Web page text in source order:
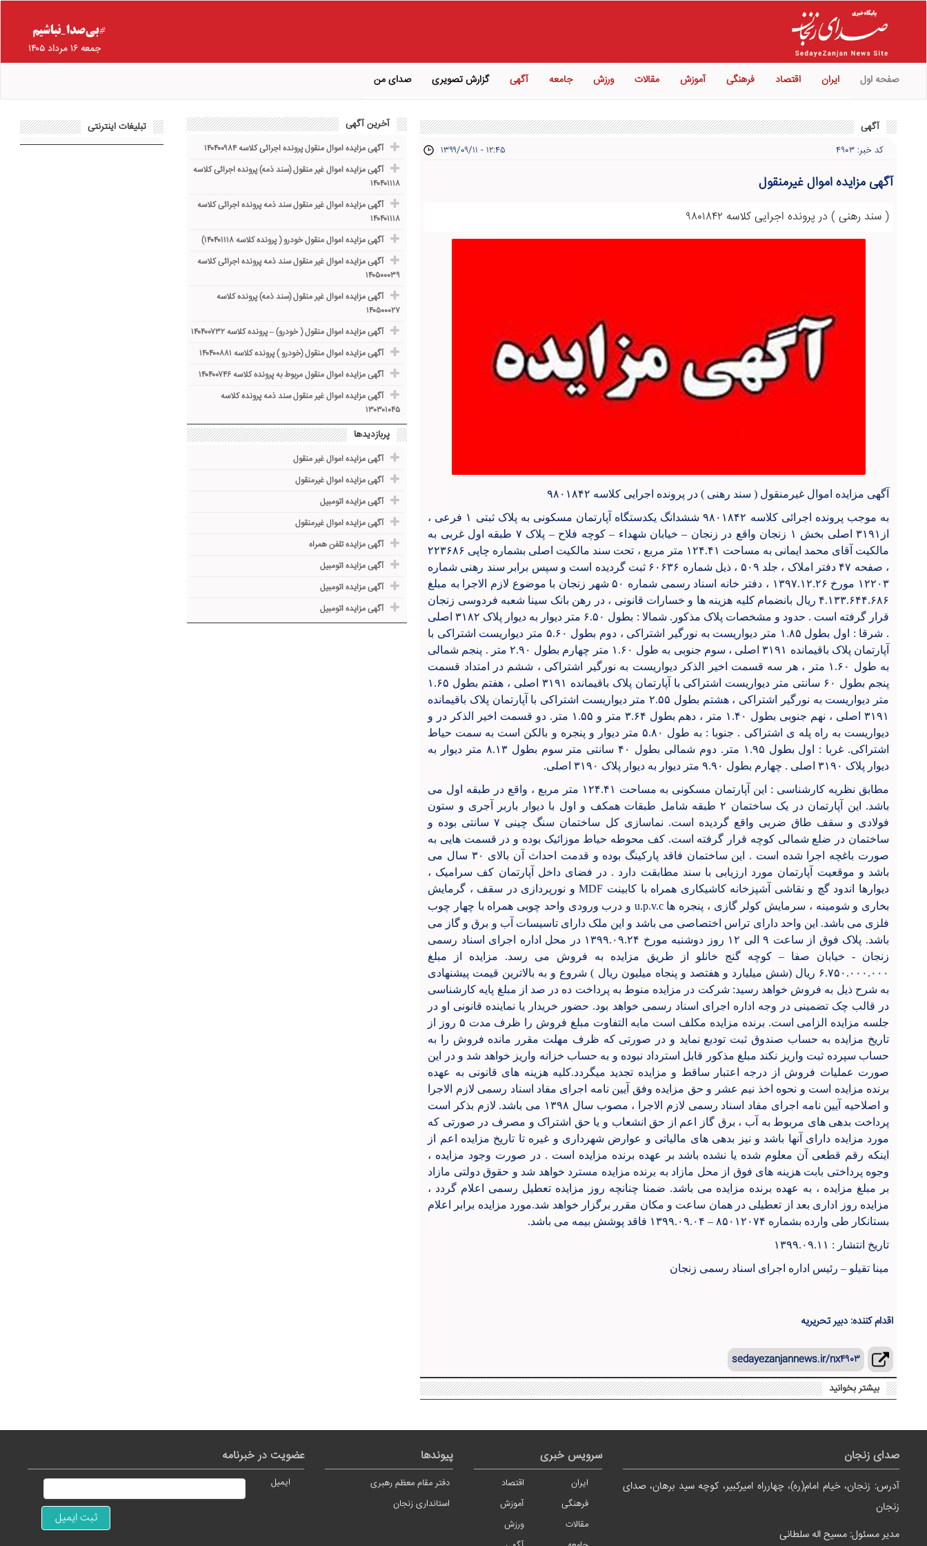
جمعه ۱۶ مرداد ۱۴۰۵
صفحه اول ایران اقتصاد فرهنگی آموزش مقالات ورزش جامعه آگهی گزارش تصویری صدای من
آگهی
کد خبر: ۴۹۰۳ ۱۳۹۹/۰۹/۱۱ - ۱۲:۴۵
آگهی مزایده اموال غیرمنقول
( سند رهنی ) در پرونده اجرایی کلاسه ۹۸۰۱۸۴۲
آگهی مزایده اموال غیرمنقول ( سند رهنی ) در پرونده اجرایی کلاسه ۹۸۰۱۸۴۲
به موجب پرونده اجرائی کلاسه ۹۸۰۱۸۴۲ ششدانگ یکدستگاه آپارتمان مسکونی به پلاک ثبتی ۱ فرعی ،
از۳۱۹۱ اصلی بخش ۱ زنجان واقع در زنجان
–خیابان شهداء –کوچه فلاح–
پلاک ۷ طبقه اول غربی به
مالکیت آقای محمد ایمانی به مساحت ۱۲۴.۴۱ متر مربع ، تحت سند مالکیت اصلی بشماره چاپی ۲۲۳۶۸۶
، صفحه ۴۷ دفتر املاک ، جلد ۵۰۹ ، ذیل شماره ۶۰۶۳۶ ثبت گردیده است و سپس برابر سند رهنی شماره
۱۲۲۰۳ مورخ ۱۳۹۷.۱۲.۲۶ ، دفتر خانه اسناد رسمی شماره ۵۰ شهر زنجان با موضوع لازم الاجرا به مبلغ
۴.۱۳۳.۶۴۴.۶۸۶ ريال بانضمام کلیه هزینه ها و خسارات قانونی ، در رهن بانک سینا شعبه فردوسی زنجان
قرار گرفته است . حدود و مشخصات پلاک مذکور. شمالا : بطول ۶.۵۰ متر دیوار به دیوار پلاک ۳۱۸۲ اصلی
. شرقا : اول بطول ۱.۸۵ متر دیواریست به نورگیر اشتراکی ، دوم بطول ۵.۶۰ متر دیواریست اشتراکی با
آپارتمان پلاک باقیمانده ۳۱۹۱ اصلی ، سوم جنوبی به طول ۱.۶۰ متر چهارم بطول ۲.۹۰ متر . پنجم شمالی
به طول ۱.۶۰ متر ، هر سه قسمت اخیر الذکر دیواریست به نورگیر اشتراکی ، ششم در امتداد قسمت
پنجم بطول ۶۰ سانتی متر دیواریست اشتراکی با آپارتمان پلاک باقیمانده ۳۱۹۱ اصلی ، هفتم بطول ۱.۶۵
متر دیواریست به نورگیر اشتراکی ، هشتم بطول ۲.۵۵ متر دیواریست اشتراکی با آپارتمان پلاک باقیمانده
۳۱۹۱ اصلی ، نهم جنوبی بطول ۱.۴۰ متر ، دهم بطول ۳.۶۴ متر و ۱.۵۵ متر. دو قسمت اخیر الذکر در و
دیواریست به راه پله ی اشتراکی . جنوبا : به طول ۵.۸۰ متر دیوار و پنجره و بالکن است به سمت حیاط
اشتراکی. غربا : اول بطول ۱.۹۵ متر. دوم شمالی بطول ۴۰ سانتی متر سوم بطول ۸.۱۳ متر دیوار به
دیوار پلاک ۳۱۹۰ اصلی . چهارم بطول ۹.۹۰ متر دیوار به دیوار پلاک ۳۱۹۰ اصلی.
مطابق نظریه کارشناسی : این آپارتمان مسکونی به مساحت ۱۲۴.۴۱ متر مربع ، واقع در طبقه اول می
باشد. این آپارتمان در یک ساختمان ۲ طبقه شامل طبقات همکف و اول با دیوار باربر آجری و ستون
فولادی و سقف طاق ضربی واقع گردیده است. نماسازی کل ساختمان سنگ چینی ۷ سانتی بوده و
ساختمان در ضلع شمالی کوچه قرار گرفته است. کف محوطه حیاط موزائیک بوده و در قسمت هایی به
صورت باغچه اجرا شده است . این ساختمان فاقد پارکینگ بوده و قدمت احداث آن بالای ۳۰ سال می
باشد و موقعیت آپارتمان مورد ارزیابی با سند مطابقت دارد . در فضای داخل آپارتمان کف سرامیک ،
دیوارها اندود گچ و نقاشی آشپزخانه کاشیکاری همراه با کابینت MDFو نورپردازی در سقف ، گرمایش
بخاری و شومینه ، سرمایش کولر گازی ، پنجره هاu.p.v.c و درب ورودی واحد چوبی همراه با چهار چوب
فلزی می باشد. این واحد دارای تراس اختصاصی می باشد و این ملک دارای تاسیسات آب و برق و گاز می
باشد. پلاک فوق از ساعت ۹ الی ۱۲ روز دوشنبه مورخ ۱۳۹۹.۰۹.۲۴ در محل اداره اجرای اسناد رسمی
زنجان - خیابان صفا– کوچه گنج خانلو از طریق مزایده به فروش می رسد. مزایده از مبلغ
۶.۷۵۰.۰۰۰.۰۰۰ ريال (شش میلیارد و هفتصد و پنجاه میلیون ريال ) شروع و به بالاترین قیمت پیشنهادی
به شرح ذیل به فروش خواهد رسید: شرکت در مزایده منوط به پرداخت ده در صد از مبلغ پایه کارشناسی
در قالب چک تضمینی در وجه اداره اجرای اسناد رسمی خواهد بود. حضور خریدار یا نماینده قانونی او در
جلسه مزایده الزامی است. برنده مزایده مکلف است مابه التفاوت مبلغ فروش را ظرف مدت ۵ روز از
تاریخ مزایده به حساب صندوق ثبت تودیع نماید و در صورتی که ظرف مهلت مقرر مانده فروش را به
حساب سپرده ثبت واریز نکند مبلغ مذکور قابل استرداد نبوده و به حساب خزانه واریز خواهد شد و در این
صورت عملیات فروش از درجه اعتبار ساقط و مزایده تجدید میگردد.کلیه هزینه های قانونی به عهده
برنده مزایده است و نحوه اخذ نیم عشر و حق مزایده وفق آیین نامه اجرای مفاد اسناد رسمی لازم الاجرا
و اصلاحیه آیین نامه اجرای مفاد اسناد رسمی لازم الاجرا ، مصوب سال ۱۳۹۸ می باشد. لازم بذکر است
پرداخت بدهی های مربوط به آب ، برق گاز اعم از حق انشعاب و یا حق اشتراک و مصرف در صورتی که
مورد مزایده دارای آنها باشد و نیز بدهی های مالیاتی و عوارض شهرداری و غیره تا تاریخ مزایده اعم از
اینکه رقم قطعی آن معلوم شده یا نشده باشد بر عهده برنده مزایده است . در صورت وجود مزایده ،
وجوه پرداختی بابت هزینه های فوق از محل مازاد به برنده مزایده مسترد خواهد شد و حقوق دولتی مازاد
بر مبلغ مزایده ، به عهده برنده مزایده می باشد. ضمنا چنانچه روز مزایده تعطیل رسمی اعلام گردد ،
مزایده روز اداری بعد از تعطیلی در همان ساعت و مکان مقرر برگزار خواهد شد.مورد مزایده برابر اعلام
بستانکار طی وارده بشماره ۸۵۰۱۲۰۷۴
–
تاریخ انتشار : ۱۳۹۹.۰۹.۱۱
مینا تقیلو – رئیس اداره اجرای اسناد رسمی زنجان
اقدام کننده: دبیر تحریریه
sedayezanjannews.ir/nx۴۹۰۳
بیشتر بخوانید
آخرین آگهی
آگهی مزایده اموال منقول پرونده اجرائی کلاسه ۱۴۰۴۰۰۹۸۴
آگهی مزایده اموال غیر منقول (سند ذمه) پرونده اجرائی کلاسه
۱۴۰۴۰۱۱۱۸
آگهی مزایده اموال غیر منقول سند ذمه پرونده اجرائی کلاسه
۱۴۰۴۰۱۱۱۸
آگهی مزایده اموال منقول خودرو ( پرونده کلاسه ۱۴۰۴۰۱۱۱۸)
آگهی مزایده اموال غیر منقول سند ذمه پرونده اجرائی کلاسه
۱۴۰۵۰۰۰۳۹
آگهی مزایده اموال غیر منقول (سند ذمه) پرونده کلاسه
۱۴۰۵۰۰۰۲۷
آگهی مزایده اموال منقول ( خودرو) – پرونده کلاسه ۱۴۰۴۰۰۷۳۲
آگهی مزایده اموال منقول (خودرو ) پرونده کلاسه ۱۴۰۴۰۰۸۸۱
آگهی مزایده اموال منقول مربوط به پرونده کلاسه ۱۴۰۴۰۰۷۴۶
آگهی مزایده اموال غیر منقول سند ذمه پرونده کلاسه
۱۳۰۳۰۱۰۴۵
پربازدیدها
آگهی مزایده اموال غیر منقول
آگهی مزایده اموال غیرمنقول
آگهی مزایده اتومبیل
آگهی مزایده اموال غیرمنقول
آگهی مزایده تلفن همراه
آگهی مزایده اتومبیل
آگهی مزایده اتومبیل
آگهی مزایده اتومبیل
تبلیغات اینترنتی
صدای زنجان
آدرس: زنجان، خیام امام(ره)، چهارراه امیرکبیر، کوچه سید برهان، صدای
زنجان
مدیر مسئول: مسیح اله سلطانی
سرویس خبری
ایران
اقتصاد
فرهنگی
آموزش
مقالات
ورزش
پیوندها
دفتر مقام معظم رهبری
استانداری زنجان
عضویت در خبرنامه
ایمیل